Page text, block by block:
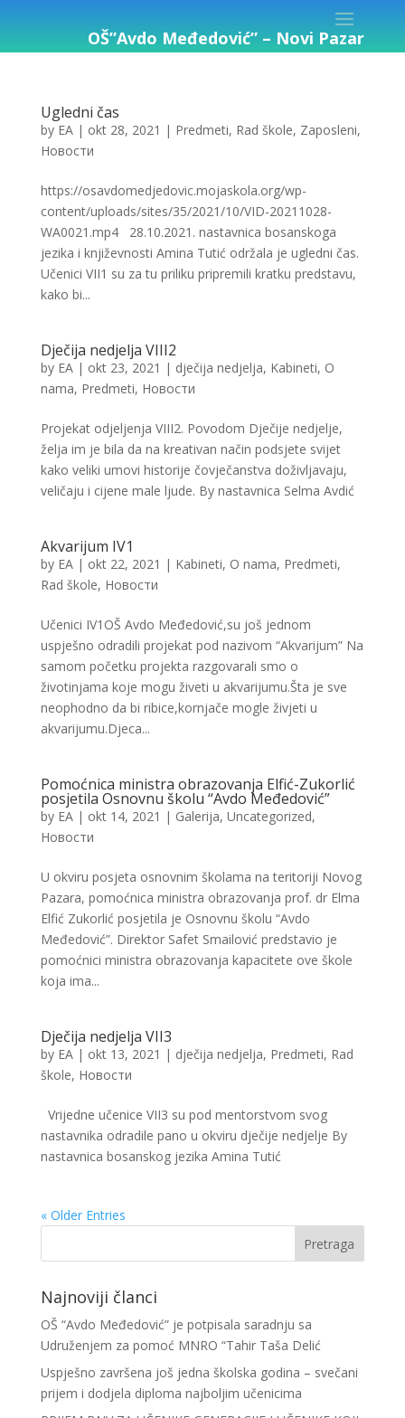
OŠ”Avdo Međedović” – Novi Pazar
Ugledni čas
by EA| okt 28, 2021 | Predmeti, Rad škole, Zaposleni,
Новости
https://osavdomedjedovic.mojaskola.org/wp-
content/uploads/sites/35/2021/10/VID-20211028-
WA0021.mp4 28.10.2021. nastavnica bosanskoga
jezika i književnosti Amina Tutić održala je ugledni čas.
Učenici VII1 su za tu priliku pripremili kratku predstavu,
kako bi...
Dječija nedjelja VIII2
by EA| okt 23, 2021 | dječija nedjelja, Kabineti, O
nama, Predmeti, Новости
Projekat odjeljenja VIII2. Povodom Dječije nedjelje,
želja im je bila da na kreativan način podsjete svijet
kako veliki umovi historije čovječanstva doživljavaju,
veličaju i cijene male ljude. By nastavnica Selma Avdić
Akvarijum IV1
by EA| okt 22, 2021 | Kabineti, O nama, Predmeti,
Rad škole, Новости
Učenici IV1OŠ Avdo Međedović,su još jednom
uspješno odradili projekat pod nazivom “Akvarijum” Na
samom početku projekta razgovarali smo o
životinjama koje mogu živeti u akvarijumu.Šta je sve
neophodno da bi ribice,kornjače mogle živjeti u
akvarijumu.Djeca...
Pomoćnica ministra obrazovanja Elfić-Zukorlić
posjetila Osnovnu školu “Avdo Međedović”
by EA| okt 14, 2021 | Galerija, Uncategorized,
Новости
U okviru posjeta osnovnim školama na teritoriji Novog
Pazara, pomoćnica ministra obrazovanja prof. dr Elma
Elfić Zukorlić posjetila je Osnovnu školu “Avdo
Međedović”. Direktor Safet Smailović predstavio je
pomoćnici ministra obrazovanja kapacitete ove škole
koja ima...
Dječija nedjelja VII3
by EA| okt 13, 2021 | dječija nedjelja, Predmeti, Rad
škole, Новости
Vrijedne učenice VII3 su pod mentorstvom svog
nastavnika odradile pano u okviru dječije nedjelje By
nastavnica bosanskog jezika Amina Tutić
« Older Entries
Najnoviji članci
OŠ “Avdo Međedović” je potpisala saradnju sa
Udruženjem za pomoć MNRO “Tahir Taša Delić
Uspješno završena još jedna školska godina – svečani
prijem i dodjela diploma najboljim učenicima